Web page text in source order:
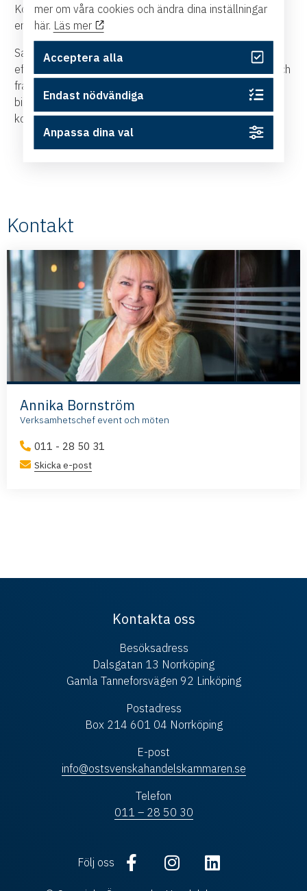
Kom och låt dig inspireras av tankar, idéer och
erfarenheter!
Sandahl Partners vill verka för goda arbetsplatser och
effektiva organisationer som skapar både välmående och
framgång. Sandahl Partners idé och utgångspunkt är att
bidra till detta med hjälp av psykologisk vetenskap och
kompetens.
Kontakt
Annika Bornström
Verksamhetschef event och möten
011 - 28 50 31
Skicka e-post
Kontakta oss
Besöksadress
Dalsgatan 13 Norrköping
Gamla Tanneforsvägen 92 Linköping
Postadress
Box 214 601 04 Norrköping
E-post
info@ostsvenskahandelskammaren.se
Telefon
011 – 28 50 30
Följ oss
mer om våra cookies och ändra dina inställningar
här. Läs mer
Acceptera alla
Endast nödvändiga
Anpassa dina val